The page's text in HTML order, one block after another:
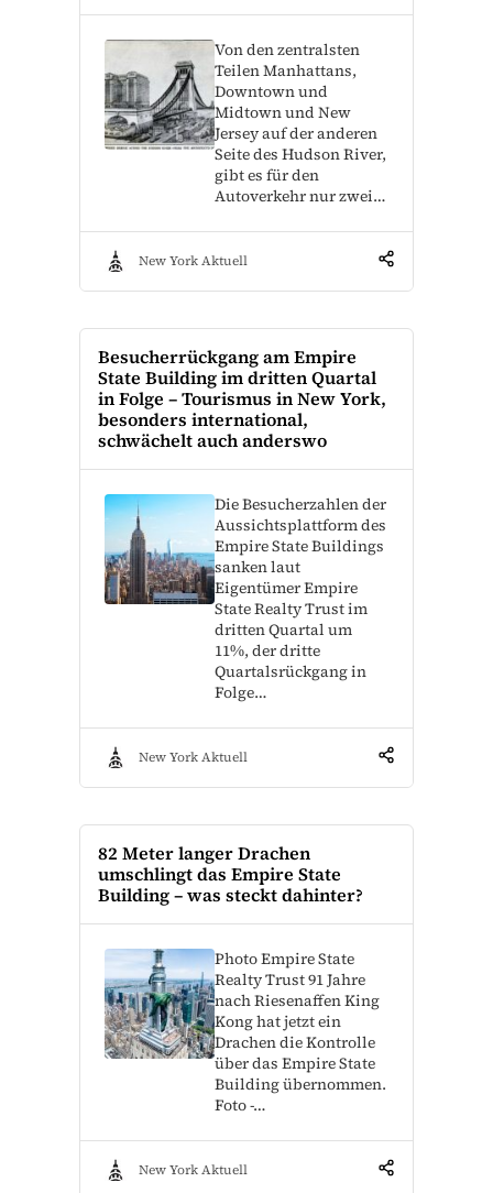
Von den zentralsten
Teilen Manhattans,
Downtown und
Midtown und New
Jersey auf der anderen
Seite des Hudson River,
gibt es für den
Autoverkehr nur zwei…
New York Aktuell
Besucherrückgang am Empire
State Building im dritten Quartal
in Folge – Tourismus in New York,
besonders international,
schwächelt auch anderswo
Die Besucherzahlen der
Aussichtsplattform des
Empire State Buildings
sanken laut
Eigentümer Empire
State Realty Trust im
dritten Quartal um
11%, der dritte
Quartalsrückgang in
Folge…
New York Aktuell
82 Meter langer Drachen
umschlingt das Empire State
Building – was steckt dahinter?
Photo Empire State
Realty Trust 91 Jahre
nach Riesenaffen King
Kong hat jetzt ein
Drachen die Kontrolle
über das Empire State
Building übernommen.
Foto -…
New York Aktuell